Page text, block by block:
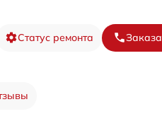
Статус ремонта